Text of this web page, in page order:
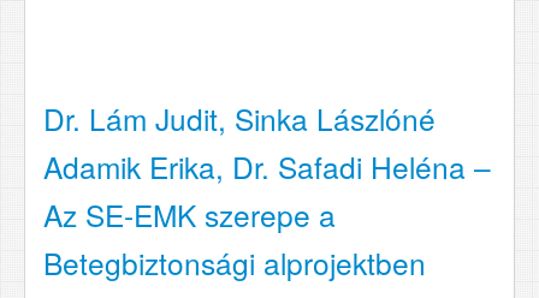
Dr. Lám Judit, Sinka Lászlóné
Adamik Erika, Dr. Safadi Heléna –
Az SE-EMK szerepe a
Betegbiztonsági alprojektben